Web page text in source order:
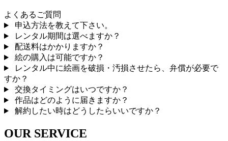
よくあるご質問
申込方法を教えて下さい。
レンタル期間は選べますか？
配送料はかかりますか？
絵の購入は可能ですか？
レンタル中に絵画を破損・汚損させたら、弁償が必要で
すか？
交換タイミングはいつですか？
作品はどのように届きますか？
解約したい時はどうしたらいいですか？
OUR SERVICE